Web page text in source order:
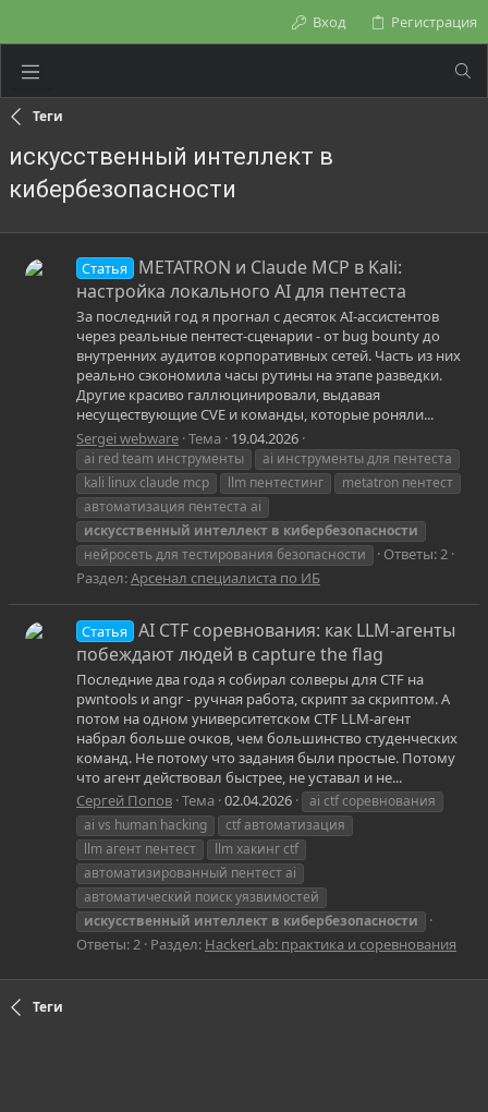
Вход Регистрация
Теги
искусственный интеллект в
кибербезопасности
Статья
METATRON и Claude MCP в Kali:
настройка локального AI для пентеста
За последний год я прогнал с десяток AI-ассистентов
через реальные пентест-сценарии - от bug bounty до
внутренних аудитов корпоративных сетей. Часть из них
реально сэкономила часы рутины на этапе разведки.
Другие красиво галлюцинировали, выдавая
несуществующие CVE и команды, которые роняли...
Sergei webware Тема 19.04.2026
ai red team инструменты
ai инструменты для пентеста
kali linux claude mcp
llm пентестинг
metatron пентест
автоматизация пентеста ai
искусственный интеллект в кибербезопасности
нейросеть для тестирования безопасности
Ответы: 2
Раздел:Арсенал специалиста по ИБ
Статья
AI CTF соревнования: как LLM-агенты
побеждают людей в capture the flag
Последние два года я собирал солверы для CTF на
pwntools и angr - ручная работа, скрипт за скриптом. А
потом на одном университетском CTF LLM-агент
набрал больше очков, чем большинство студенческих
команд. Не потому что задания были простые. Потому
что агент действовал быстрее, не уставал и не...
Сергей Попов Тема 02.04.2026
ai ctf соревнования
ai vs human hacking
ctf автоматизация
llm агент пентест
llm хакинг ctf
автоматизированный пентест ai
автоматический поиск уязвимостей
искусственный интеллект в кибербезопасности
Ответы: 2 Раздел: HackerLab: практика и соревнования
Теги